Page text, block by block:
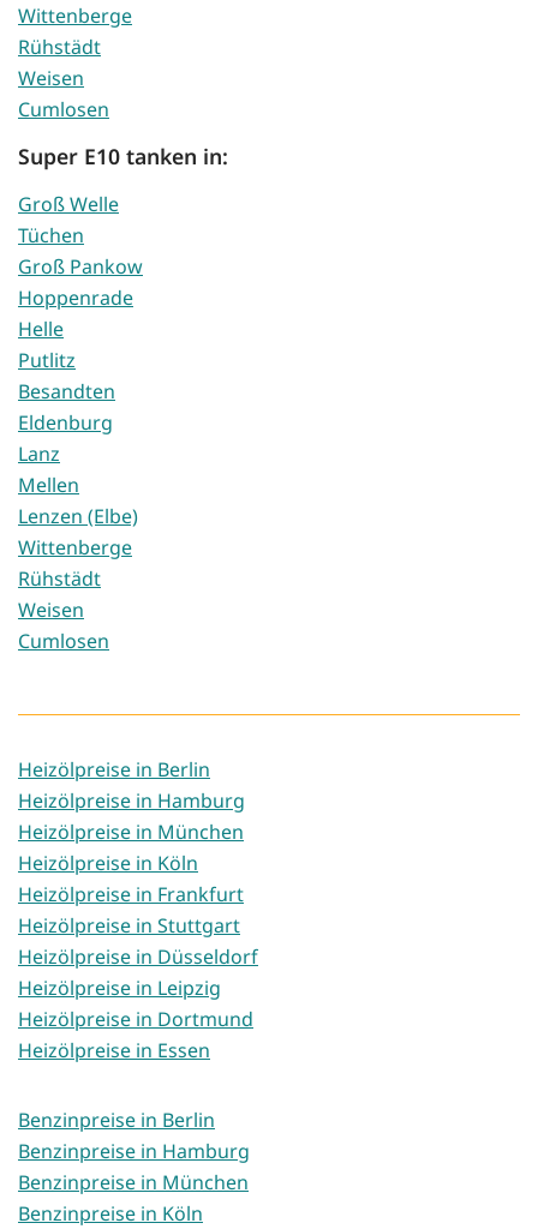
Wittenberge
Rühstädt
Weisen
Cumlosen
Super E10 tanken in:
Groß Welle
Tüchen
Groß Pankow
Hoppenrade
Helle
Putlitz
Besandten
Eldenburg
Lanz
Mellen
Lenzen (Elbe)
Wittenberge
Rühstädt
Weisen
Cumlosen
Heizölpreise in Berlin
Heizölpreise in Hamburg
Heizölpreise in München
Heizölpreise in Köln
Heizölpreise in Frankfurt
Heizölpreise in Stuttgart
Heizölpreise in Düsseldorf
Heizölpreise in Leipzig
Heizölpreise in Dortmund
Heizölpreise in Essen
Benzinpreise in Berlin
Benzinpreise in Hamburg
Benzinpreise in München
Benzinpreise in Köln